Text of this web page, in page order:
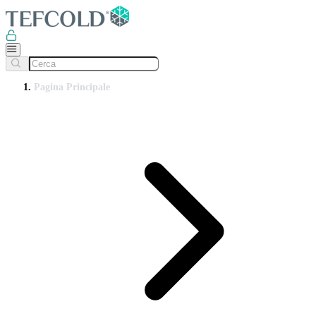
Pagina Principale